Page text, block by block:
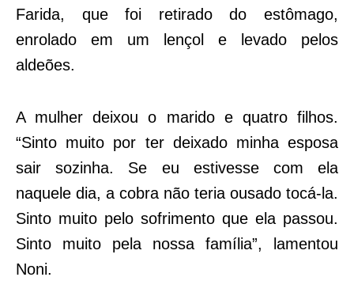
Farida, que foi retirado do estômago,
enrolado em um lençol e levado pelos
aldeões.
A mulher deixou o marido e quatro filhos.
“Sinto muito por ter deixado minha esposa
sair sozinha. Se eu estivesse com ela
naquele dia, a cobra não teria ousado tocá-la.
Sinto muito pelo sofrimento que ela passou.
Sinto muito pela nossa família”, lamentou
Noni.